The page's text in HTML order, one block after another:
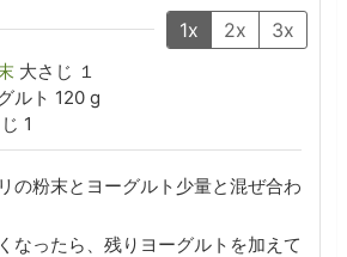
1x 2x 3x
大さじ １
ルト 120 g
1
の粉末とヨーグルト少量と混ぜ合わ
なったら、残りヨーグルトを加えて